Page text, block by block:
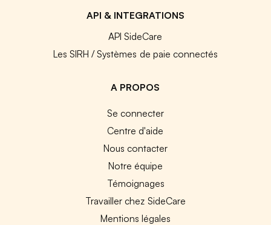
API & INTEGRATIONS
API SideCare
Les SIRH / Systèmes de paie connectés
A PROPOS
Se connecter
Centre d'aide
Nous contacter
Notre équipe
Témoignages
Travailler chez SideCare
Mentions légales